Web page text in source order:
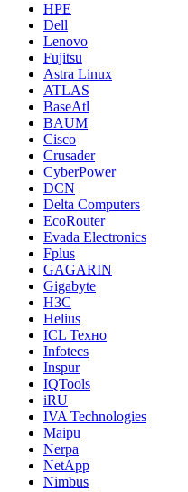
HPE
Dell
Lenovo
Fujitsu
Astra Linux
ATLAS
BaseAtl
BAUM
Cisco
Crusader
CyberPower
DCN
Delta Computers
EcoRouter
Evada Electronics
Fplus
GAGARIN
Gigabyte
H3C
Helius
ICL Техно
Infotecs
Inspur
IQTools
iRU
IVA Technologies
Maipu
Nerpa
NetApp
Nimbus